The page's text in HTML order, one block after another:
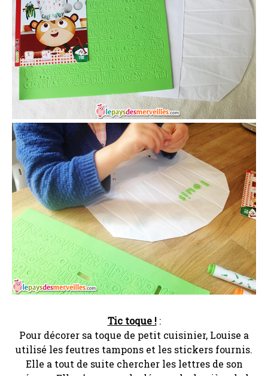
Tic toque !:
Pour décorer sa toque de petit cuisinier, Louise a
utilisé les feutres tampons et les stickers fournis.
Elle a tout de suite chercher les lettres de son